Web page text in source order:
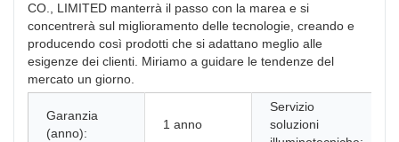
CO., LIMITED manterrà il passo con la marea e si
concentrerà sul miglioramento delle tecnologie, creando e
producendo così prodotti che si adattano meglio alle
esigenze dei clienti. Miriamo a guidare le tendenze del
mercato un giorno.
Garanzia
(anno):
1 anno
Servizio
soluzioni